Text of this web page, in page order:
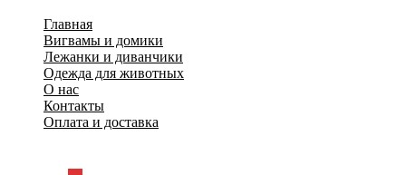
Главная
Вигвамы и домики
Лежанки и диванчики
Одежда для животных
О нас
Контакты
Оплата и доставка